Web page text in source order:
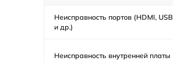
Неисправность портов (HDMI, USB
и др.)
Неисправность внутренней платы